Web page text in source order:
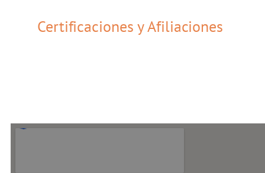
Certificaciones y Afiliaciones